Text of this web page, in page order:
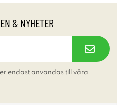
& NYHETER
endast användas till våra